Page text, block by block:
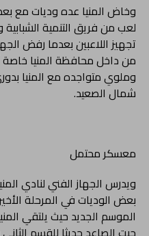
وخاض المنيا عده وديات مع
لعب من فريق التنمية
تجهيز اللاعبين بعدما رفض
من داخل محافظة المنيا خاصة
وملوي متواجده مع المنيا
شمال الصعيد.
معسكر محتمل
ويدرس الجهاز الفني لنادي
بعض الوديات في المرحلة
الموسم الجديد حيث يلتقي